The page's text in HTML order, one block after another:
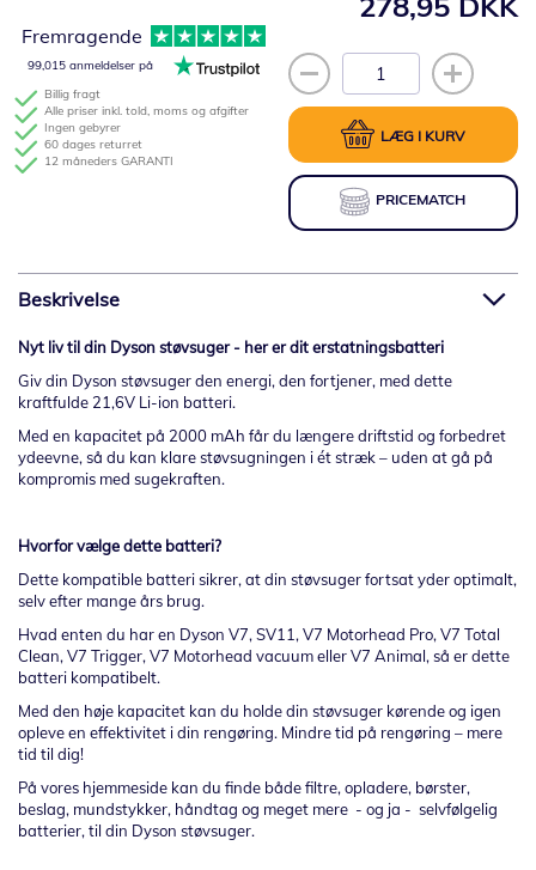
LÆG I KURV
PRICEMATCH
Billig fragt
Alle priser inkl. told, moms og afgifter
Ingen gebyrer
60 dages returret
12 måneders GARANTI
Fremragende
99,015 anmeldelser på
Beskrivelse
Nyt liv til din Dyson støvsuger - her er dit erstatningsbatteri
Giv din Dyson støvsuger den energi, den fortjener, med dette
kraftfulde 21,6V Li-ion batteri.
Med en kapacitet på 2000 mAh får du længere driftstid og forbedret
ydeevne, så du kan klare støvsugningen i ét stræk – uden at gå på
kompromis med sugekraften.
Hvorfor vælge dette batteri?
Dette kompatible batteri sikrer, at din støvsuger fortsat yder optimalt,
selv efter mange års brug.
Hvad enten du har en Dyson V7, SV11, V7 Motorhead Pro, V7 Total
Clean, V7 Trigger, V7 Motorhead vacuum eller V7 Animal, så er dette
batteri kompatibelt.
Med den høje kapacitet kan du holde din støvsuger kørende og igen
opleve en effektivitet i din rengøring. Mindre tid på rengøring – mere
tid til dig!
På vores hjemmeside kan du finde både filtre, opladere, børster,
beslag, mundstykker, håndtag og meget mere - og ja - selvfølgelig
batterier, til din Dyson støvsuger.